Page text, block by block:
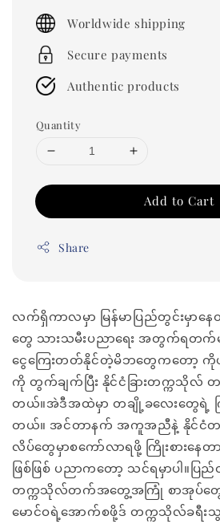
price
Worldwide shipping
Secure payments
Authentic products
Quantity
Add to Cart
Share
လက်ရှိကာလမှာ မြန်မာပြည်တွင်းမှာ
တွေ သားသမီးပညာရေး အတွက်ရတက်မ
ငွေကြေးတတ်နိုင်တဲ့မိဘတွေကတော့ ကို
ကို တွက်ချက်ပြီး နိုင်ငံခြားတက္ကသိုလ်
တယ်။အဲဒီအထဲမှာ တချို့ခလေးတွေရဲ့ က
တယ်။ အင်တာနက် အကူအညီနဲ့ နိုင်ငံတ
လိပ်တွေမှာစကော်လာရဖို့ ကြိုးစားန
ဖြစ်ဖြစ် ပညာကတော့ သင်ရမှာပါ။ပ
တက္ကသိုလ်တက်အတွေ့အကြုံ စာအုပ်တွေ
မောင်ဝရဲ့အောက်စဖို့ဒ် တက္ကသိုလ်ခရီး